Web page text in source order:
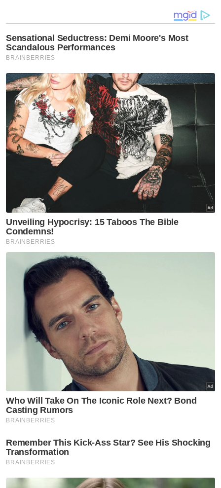
melibatkan kawasan Teluk Intan dan Hutan
Melintang namun, sehingga kini belum
ditemui lagi," katanya.
Orang ramai yang mempunyai maklumat
diminta menghubungi Ketua Polis Balai Chui
Chak, Sarjan Mejar Murad Lazis di talian 012-
4351087 atau mana-mana balai polis
berhampiran.
Muat turun aplikasi Sinar Harian.
Warga Emas
Hilang
Artikel Disyorkan
Semasa
Jenazah tiga anggota polis
maut renjatan elektrik akan
dibawa pulang ke kampung
Penerbangan mencemaskan,
penumpang didakwa cuba